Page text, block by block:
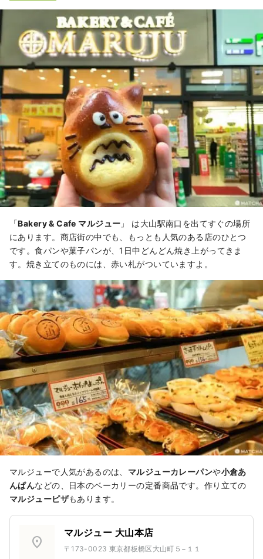
「Bakery & Cafe マルジュー 」 は大山駅南口を出てすぐの場所
にあります。商店街の中でも、もっとも人気のある店のひとつ
です。食パンや菓子パンが、1日中どんどん焼き上がってきま
す。焼き立てのものには、赤い札がついていますよ。
マルジューで人気があるのは、 マルジューカレーパンや小倉あ
んぱんなどの、日本のベーカリーの定番商品です。作り立ての
マルジューピザもあります。
location_on
マルジュー 大山本店
〒173-0023 東京都板橋区大山町５−１１